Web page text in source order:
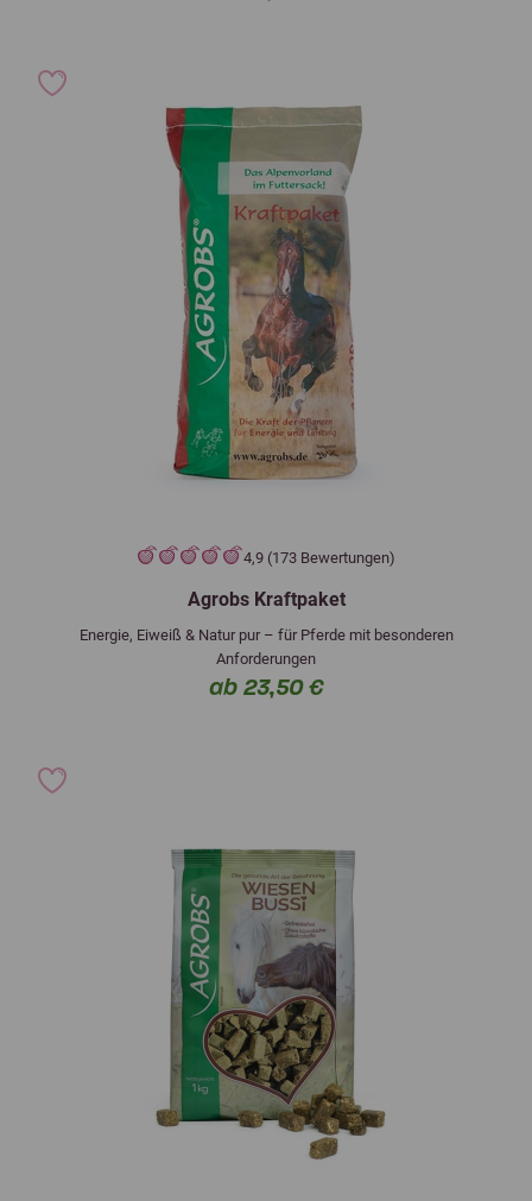
4,9 (173 Bewertungen)
Agrobs Kraftpaket
Energie, Eiweiß & Natur pur – für Pferde mit besonderen
Anforderungen
ab 23,50 €